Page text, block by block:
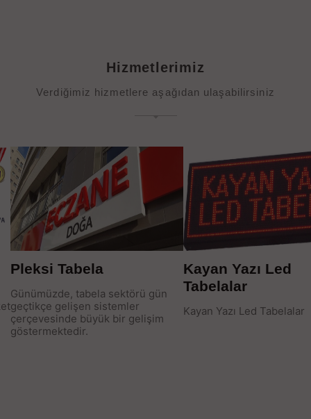
Hizmetlerimiz
Verdiğimiz hizmetlere aşağıdan ulaşabilirsiniz
Kayan Yazı Led
Tabelalar
Kayan Yazı Led Tabelalar
Fotokopi & Renkli
Profesyonel Baskı: Ödev,
veya kurumsal
kusursuz baskı